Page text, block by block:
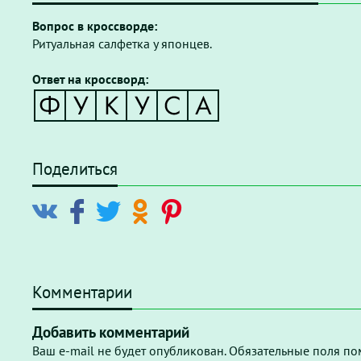
Вопрос в кроссворде:
Ритуальная салфетка у японцев.
Ответ на кроссворд:
Поделиться
Комментарии
Добавить комментарий
Ваш e-mail не будет опубликован. Обязательные поля